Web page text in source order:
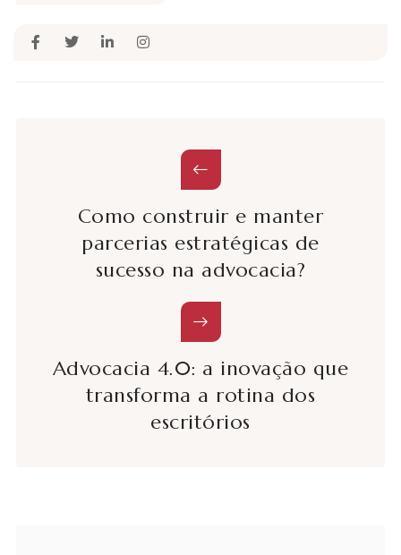
Como construir e manter
parcerias estratégicas de
sucesso na advocacia?
Advocacia 4.0: a inovação que
transforma a rotina dos
escritórios